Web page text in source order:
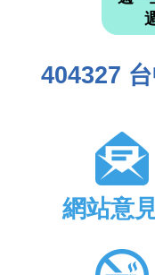
404327
網站意